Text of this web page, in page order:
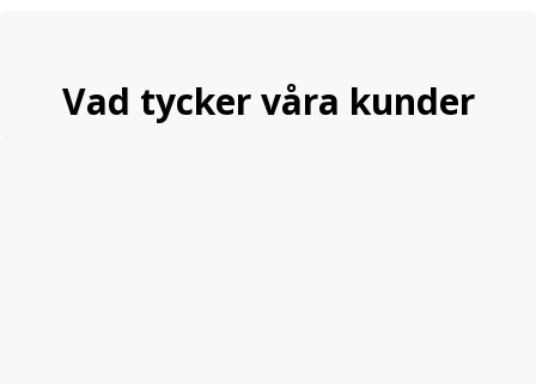
Vad tycker våra kunder